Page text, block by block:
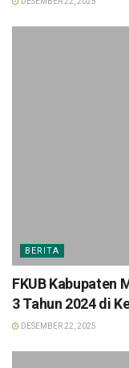
BERITA
FKUB Kabupaten
3 Tahun 2024 di
DESEMBER 22, 2025